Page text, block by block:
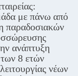
με πάνω από
παραδοσιακών
ανάπτυξη
8 ετών
νέων